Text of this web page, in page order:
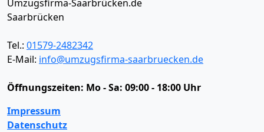
Umzugsfirma-Saarbrücken.de
Saarbrücken
Tel.: 01579-2482342
E-Mail: info@umzugsfirma-saarbruecken.de
Öffnungszeiten: Mo - Sa: 09:00 - 18:00 Uhr
Impressum
Datenschutz